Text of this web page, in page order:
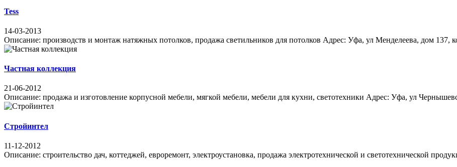
Tess
14-03-2013
Описание: производств и монтаж натяжных потолков, продажа светильников для потолков Адрес: Уфа, ул Менделеева, дом 137,
Частная коллекция
21-06-2012
Описание: продажа и изготовление корпусной мебели, мягкой мебели, мебели для кухни, светотехники Адрес: Уфа, ул
Стройинтел
11-12-2012
Описание: строительство дач, коттеджей, евроремонт, электроустановка, продажа электротехнической и светотехнической